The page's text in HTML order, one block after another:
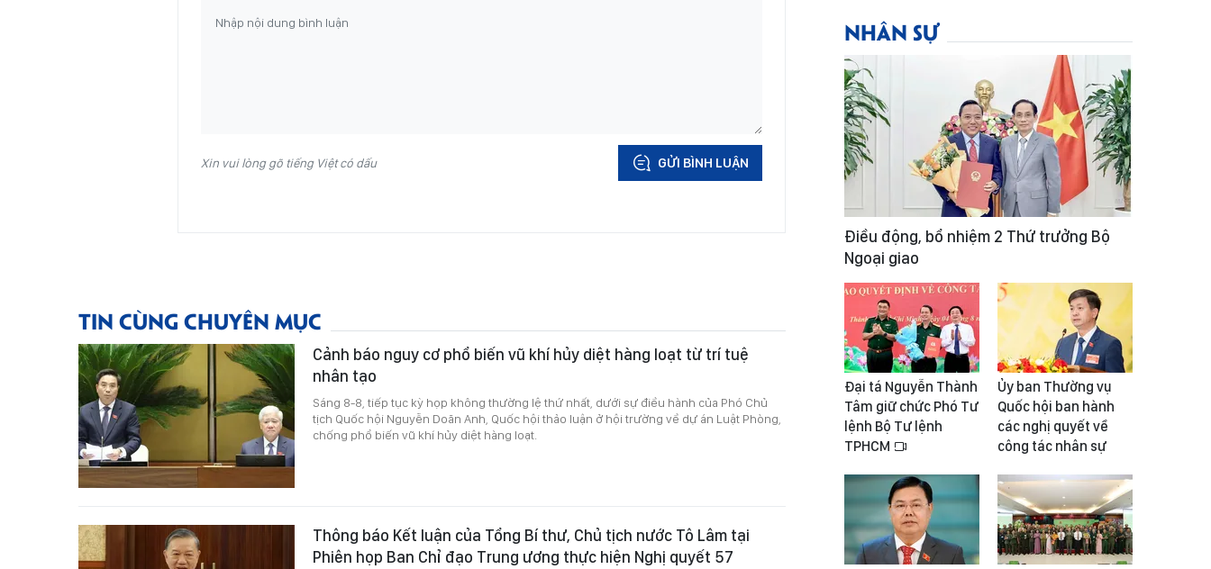
Xin vui lòng gõ tiếng Việt có dấu GỬI BÌNH LUẬN
TIN CÙNG CHUYÊN MỤC
Cảnh báo nguy cơ phổ biến vũ khí hủy diệt hàng loạt từ trí tuệ
nhân tạo
Sáng 8-8, tiếp tục kỳ họp không thường lệ thứ nhất, dưới sự điều hành của Phó Chủ
tịch Quốc hội Nguyễn Doãn Anh, Quốc hội thảo luận ở hội trường về dự án Luật Phòng,
chống phổ biến vũ khí hủy diệt hàng loạt.
Thông báo Kết luận của Tổng Bí thư, Chủ tịch nước Tô Lâm tại
Phiên họp Ban Chỉ đạo Trung ương thực hiện Nghị quyết 57
NHÂN SỰ
Điều động, bổ nhiệm 2 Thứ trưởng Bộ
Ngoại giao
Đại tá Nguyễn Thành
Tâm giữ chức Phó Tư
lệnh Bộ Tư lệnh
TPHCM
Ủy ban Thường vụ
Quốc hội ban hành
các nghị quyết về
công tác nhân sự